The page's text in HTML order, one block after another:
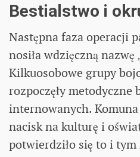
Bestialstwo i
Następna faza operacji
nosiła wdzięczną nazwę
Kilkuosobowe grupy
rozpoczęły metodyczne
internowanych. Komuna
nacisk na kulturę i
potwierdziło się to i